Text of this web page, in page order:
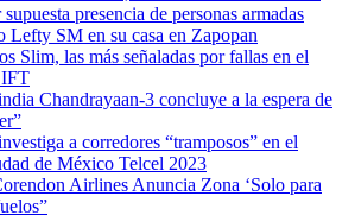
presencia de personas armadas
Lefty SM en su casa en Zapopan
Slim, las más señaladas por fallas en el
IFT
Chandrayaan-3 concluye a la espera de
a corredores “tramposos” en el
de México Telcel 2023
Airlines Anuncia Zona ‘Solo para